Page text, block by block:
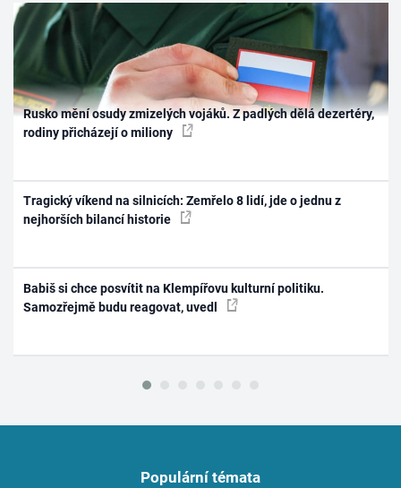
Rusko mění osudy zmizelých vojáků. Z padlých dělá dezertéry,
rodiny přicházejí o miliony
Tragický víkend na silnicích: Zemřelo 8 lidí, jde o jednu z
nejhorších bilancí historie
Babiš si chce posvítit na Klempířovu kulturní politiku.
Samozřejmě budu reagovat, uvedl
Populární témata